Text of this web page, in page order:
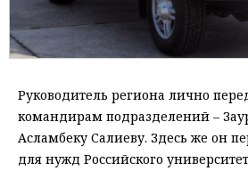
Руководитель региона лично
командирам подразделений –
Асламбеку Салиеву. Здесь же он
для нужд Российского